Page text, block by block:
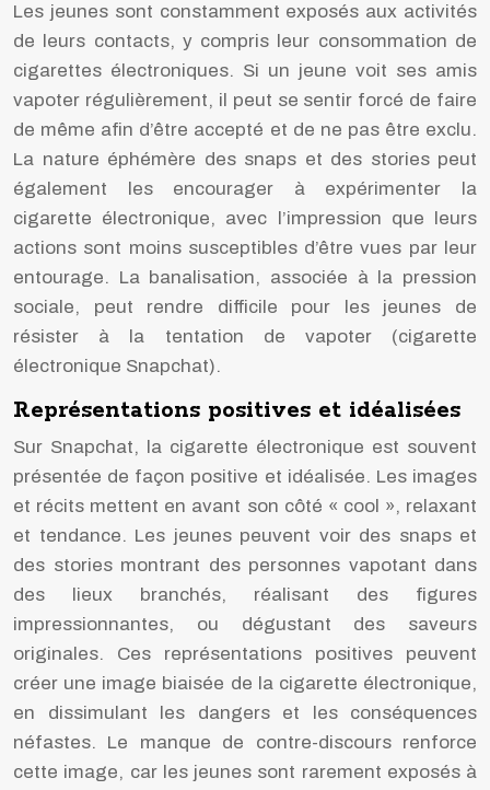
Les jeunes sont constamment exposés aux activités
de leurs contacts, y compris leur consommation de
cigarettes électroniques. Si un jeune voit ses amis
vapoter régulièrement, il peut se sentir forcé de faire
de même afin d’être accepté et de ne pas être exclu.
La nature éphémère des snaps et des stories peut
également les encourager à expérimenter la
cigarette électronique, avec l’impression que leurs
actions sont moins susceptibles d’être vues par leur
entourage. La banalisation, associée à la pression
sociale, peut rendre difficile pour les jeunes de
résister à la tentation de vapoter (cigarette
électronique Snapchat).
Représentations positives et idéalisées
Sur Snapchat, la cigarette électronique est souvent
présentée de façon positive et idéalisée. Les images
et récits mettent en avant son côté « cool », relaxant
et tendance. Les jeunes peuvent voir des snaps et
des stories montrant des personnes vapotant dans
des lieux branchés, réalisant des figures
impressionnantes, ou dégustant des saveurs
originales. Ces représentations positives peuvent
créer une image biaisée de la cigarette électronique,
en dissimulant les dangers et les conséquences
néfastes. Le manque de contre-discours renforce
cette image, car les jeunes sont rarement exposés à